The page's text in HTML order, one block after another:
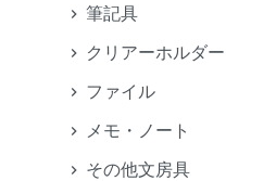
筆記具
クリアーホルダー
ファイル
メモ・ノート
その他文房具